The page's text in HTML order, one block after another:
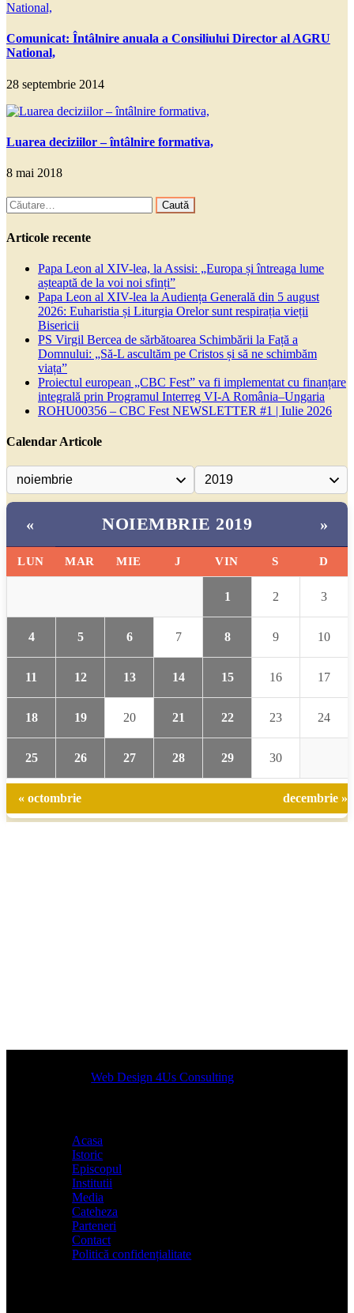
Comunicat: Întâlnire anuala a Consiliului Director al AGRU
National,
28 septembrie 2014
Luarea deciziilor – întâlnire formativa,
8 mai 2018
Caută
după:
Articole recente
Papa Leon al XIV-lea, la Assisi: „Europa și întreaga lume
așteaptă de la voi noi sfinți”
Papa Leon al XIV-lea la Audiența Generală din 5 august
2026: Euharistia și Liturgia Orelor sunt respirația vieții
Bisericii
PS Virgil Bercea de sărbătoarea Schimbării la Față a
Domnului: „Să-L ascultăm pe Cristos și să ne schimbăm
viața”
Proiectul european „CBC Fest” va fi implementat cu finanțare
integrală prin Programul Interreg VI-A România–Ungaria
ROHU00356 – CBC Fest NEWSLETTER #1 | Iulie 2026
Calendar Articole
« NOIEMBRIE 2019 »
LUN MAR MIE J VIN S D
1 2 3
4 5 6 7 8 9 10
11 12 13 14 15 16 17
18 19 20 21 22 23 24
25 26 27 28 29 30
« octombrie decembrie »
Designed byWeb Design 4Us Consulting
Acasa
Istoric
Episcopul
Institutii
Media
Cateheza
Parteneri
Contact
Politică confidențialitate